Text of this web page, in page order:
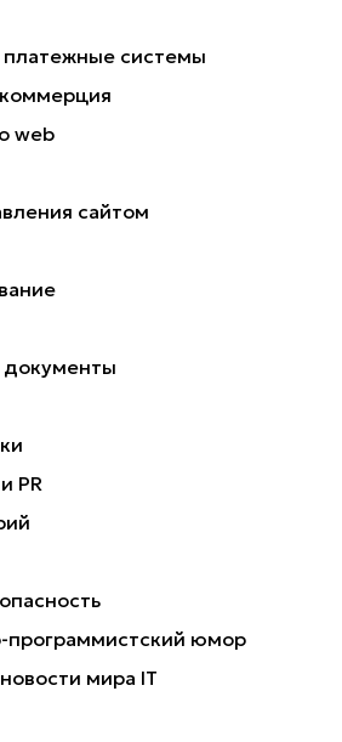
системы
web
сайтом
PR
юмор
мира IT